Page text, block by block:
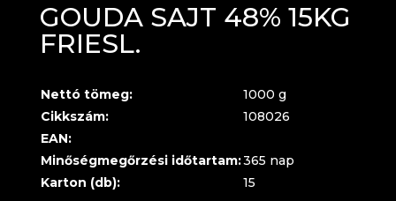
GOUDA SAJT 48% 15KG
FRIESL.
Nettó tömeg:
1000 g
Cikkszám:
108026
EAN:
Minőségmegőrzési időtartam:365 nap
Karton (db):
15